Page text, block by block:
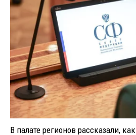
В палате регионов рассказали,